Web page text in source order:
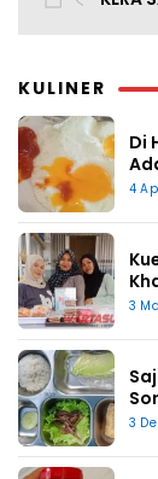
KULINER
Di
4
3
3